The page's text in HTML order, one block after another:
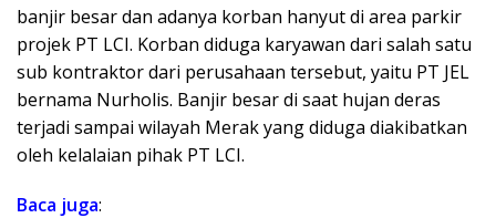
banjir besar dan adanya korban hanyut di area parkir
projek PT LCI. Korban diduga karyawan dari salah satu
sub kontraktor dari perusahaan tersebut, yaitu PT JEL
bernama Nurholis. Banjir besar di saat hujan deras
terjadi sampai wilayah Merak yang diduga diakibatkan
oleh kelalaian pihak PT LCI.
Baca juga: